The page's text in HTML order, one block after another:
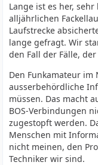
Lange ist es her,
alljährlichen
Laufstrecke
lange gefragt. Wir
den Fall der Fälle,
Den Funkamateur
ausserbehördliche
müssen. Das macht
BOS-Verbindungen
zugestopft werden.
Menschen mit
nicht meinen, den
Techniker wir sind.